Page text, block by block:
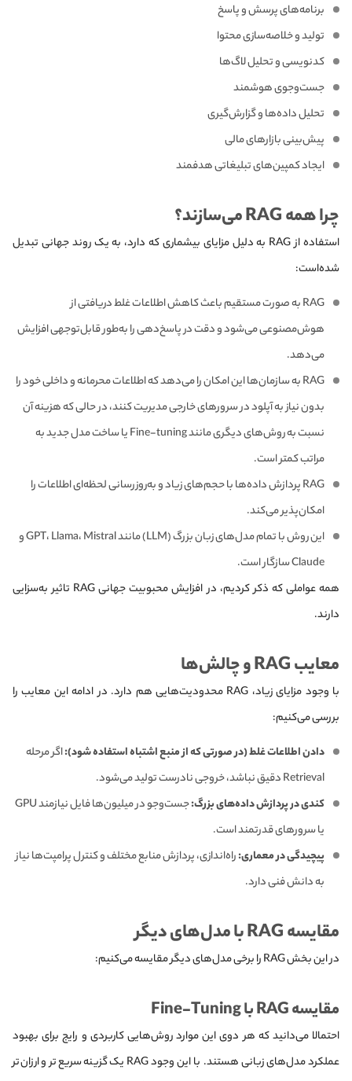
برنامه‌های پرسش و پاسخ
تولید و خلاصه‌سازی محتوا
کدنویسی و تحلیل لاگ‌ها
جست‌وجوی هوشمند
تحلیل داده‌ها و گزارش‌گیری
پیش‌بینی بازارهای مالی
ایجاد کمپین‌های تبلیغاتی هدفمند
چرا همه RAG می‌سازند؟
استفاده از RAG به دلیل مزایای بیشماری که دارد، به یک روند جهانی تبدیل
شده‌است:
RAG به صورت مستقیم باعث کاهش اطلاعات غلط دریافتی از
هوش‌مصنوعی می‌شود و دقت در پاسخ‌دهی را به‌طور قابل‌توجهی افزایش
می‌دهد.
RAG به سازمان‌ها این امکان را می‌دهد که اطلاعات محرمانه و داخلی خود را
بدون نیاز به آپلود در سرورهای خارجی مدیریت کنند، در حالی که هزینه آن
نسبت به روش‌های دیگری مانند Fine-tuning یا ساخت مدل جدید به
مراتب کمتر است.
RAG پردازش داده‌ها با حجم‌های زیاد و به‌روزرسانی لحظه‌ای اطلاعات را
امکان‌پذیر می‌کند.
این روش با تمام مدل‌های زبان بزرگ (LLM) مانند GPT، Llama، Mistral و
Claude سازگار است.
همه عواملی که ذکر کردیم، در افزایش محبوبیت جهانی RAG تاثیر به‌سزایی
دارند.
معایب RAG و چالش‌ها
با وجود مزایای زیاد، RAG محدودیت‌هایی هم دارد. در ادامه این معایب را
بررسی می‌کنیم:
دادن اطلاعات غلط (در صورتی که از منبع اشتباه استفاده شود):اگر مرحله
Retrieval دقیق نباشد، خروجی نادرست تولید می‌شود.
کندی در پردازش داده‌های بزرگ:
جست‌وجو در میلیون‌ها فایل نیازمند GPU
یا سرورهای قدرتمند است.
پیچیدگی در معماری:راه‌اندازی، پردازش منابع مختلف و کنترل پرامپت‌ها نیاز
به دانش فنی دارد.
مقایسه RAG با مدل‌های دیگر
در این بخش RAG را برخی مدل‌های دیگر مقایسه می‌کنیم:
مقایسه RAG با Fine-Tuning
احتمالا می‌دانید که هر دوی این موارد روش‌هایی کاربردی و رایج برای بهبود
عملکرد مدل‌های زبانی هستند. با این وجود RAG یک گزینه سریع‌تر و ارزان‌تر